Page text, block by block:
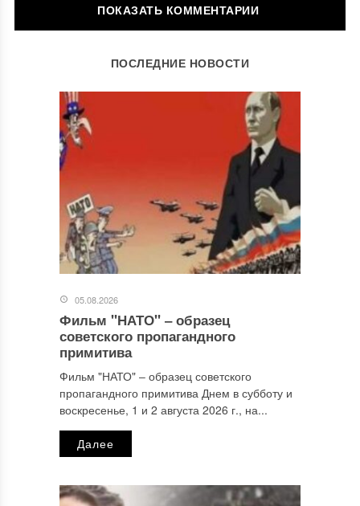
ОСТАВИТЬ КОММЕНТАРИЙ
Ваш адрес email не будет опубликован. Обязательные поля
Комментарий*
ПОСЛЕДНИЕ НОВОСТИ
05.08.2026
Фильм "НАТО" ‒ образец
советского пропагандного
примитива
Фильм "НАТО" ‒ образец советского
пропагандного примитива Днем в субботу и
воскресенье, 1 и 2 августа 2026 г., на...
Далее